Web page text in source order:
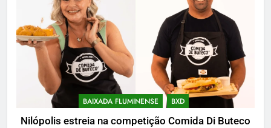
BAIXADA FLUMINENSE BXD
Nilópolis estreia na competição Comida Di Buteco